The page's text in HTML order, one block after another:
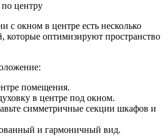
по
центру
центру
с окном в центре есть несколько
которые оптимизируют пространство
помещения.
в центре под окном.
симметричные секции шкафов и
и гармоничный вид.